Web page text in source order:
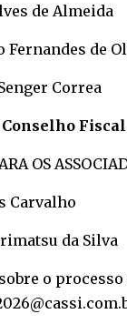
de Almeida
Fernandes de
Correa
Fiscal
OS
Carvalho
da Silva
o